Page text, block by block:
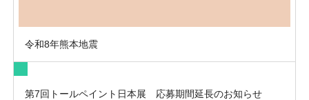
令和8年熊本地震
第7回トールペイント日本展 応募期間延長のお知らせ